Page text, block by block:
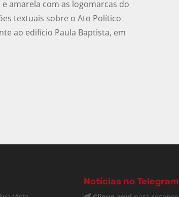
amarela com as logomarcas do
textuais sobre o Ato Político
ao edifício Paula Baptista, em
Notícias no Telegram